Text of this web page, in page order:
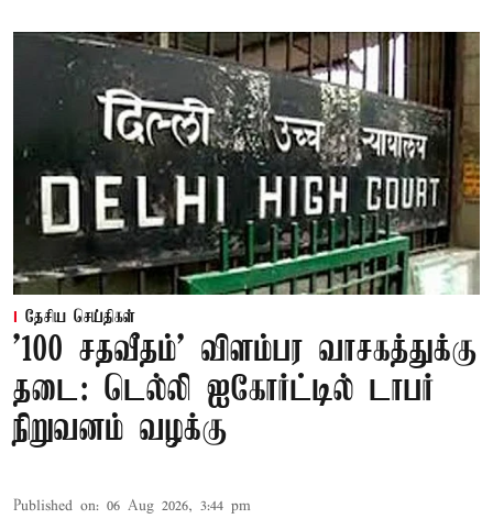
தேசிய செய்திகள்
'100 சதவீதம்' விளம்பர வாசகத்துக்கு
தடை: டெல்லி ஐகோர்ட்டில் டாபர்
நிறுவனம் வழக்கு
Published on: 06 Aug 2026, 3:44 pm